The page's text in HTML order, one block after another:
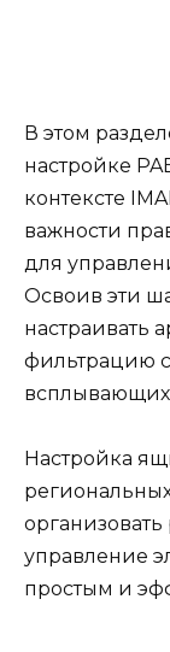
В этом
настройке
контексте
важности
для
Освоив эти
настраивать
фильтрацию
всплывающих
Настройка
управление
простым и